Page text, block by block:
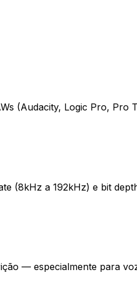
(Audacity, Logic Pro,
(8kHz a 192kHz) e bit
— especialmente para